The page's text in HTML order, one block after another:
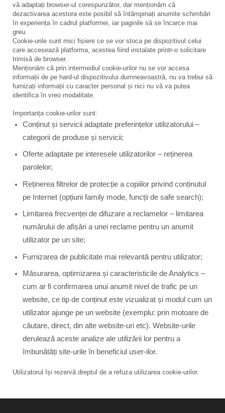
vă adaptați browser-ul corespunzător, dar menționăm că
dezactivarea acestora este posibil să întâmpinați anumite schimbări
în experiența în cadrul platformei, iar paginile să se încarce mai
greu.
Cookie-urile sunt mici fișiere ce se vor stoca pe dispozitivul celui
care accesează platforma, acestea fiind instalate printr-o solicitare
trimisă de browser.
Menționăm că prin intermediul cookie-urilor nu se vor accesa
informații de pe hard-ul dispozitivului dumneavoastră, nu va trebui să
furnizați informații cu caracter personal și nici nu vă va putea
identifica în vreo modalitate.
Importanța cookie-urilor sunt:
Conținut și servicii adaptate preferințelor utilizatorului –
categorii de produse și servicii;
Oferte adaptate pe interesele utilizatorilor – reținerea
parolelor;
Reținerea filtrelor de protecție a copiilor privind conținutul
pe Internet (opțiuni family mode, funcții de safe search);
Limitarea frecvenței de difuzare a reclamelor – limitarea
numărului de afișări a unei reclame pentru un anumit
utilizator pe un site;
Furnizarea de publicitate mai relevantă pentru utilizator;
Măsurarea, optimizarea și caracteristicile de Analytics –
cum ar fi confirmarea unui anumit nivel de trafic pe un
website, ce tip de conținut este vizualizat și modul cum un
utilizator ajunge pe un website (exemplu: prin motoare de
căutare, direct, din alte website-uri etc). Website-urile
derulează aceste analize ale utilizării lor pentru a
îmbunătăți site-urile în beneficiul user-ilor.
Utilizatorul își rezervă dreptul de a refuza utilizarea cookie-urilor.